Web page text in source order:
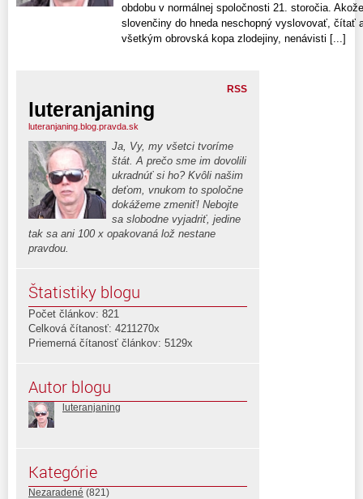
obdobu v normálnej spoločnosti 21. storočia.
slovenčiny do hneda neschopný vyslovovať, čítať
všetkým obrovská kopa zlodejiny, nenávisti [...]
RSS
luteranjaning
luteranjaning.blog.pravda.sk
Ja, Vy, my všetci tvoríme
štát. A prečo sme im dovolili
ukradnúť si ho? Kvôli našim
deťom, vnukom to spoločne
dokážeme zmeniť! Nebojte
sa slobodne vyjadriť, jedine
tak sa ani 100 x opakovaná lož nestane
pravdou.
Štatistiky blogu
Počet článkov: 821
Celková čítanosť: 4211270x
Priemerná čítanosť článkov: 5129x
Autor blogu
luteranjaning
Kategórie
Nezaradené (821)